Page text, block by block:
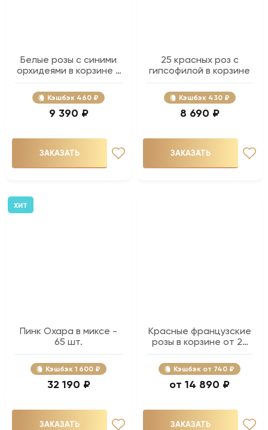
Белые розы с синими
орхидеями в корзине -
35 шт.
Кэшбэк 460 ₽
9 390 ₽
ЗАКАЗАТЬ
25 красных роз с
гипсофилой в корзине
Кэшбэк 430 ₽
8 690 ₽
ЗАКАЗАТЬ
ХИТ
Пинк Охара в миксе -
65 шт.
Кэшбэк 1 600 ₽
32 190 ₽
ЗАКАЗАТЬ
Красные французские
розы в корзине от 25
шт.
Кэшбэк 740 ₽
14 890 ₽
ЗАКАЗАТЬ